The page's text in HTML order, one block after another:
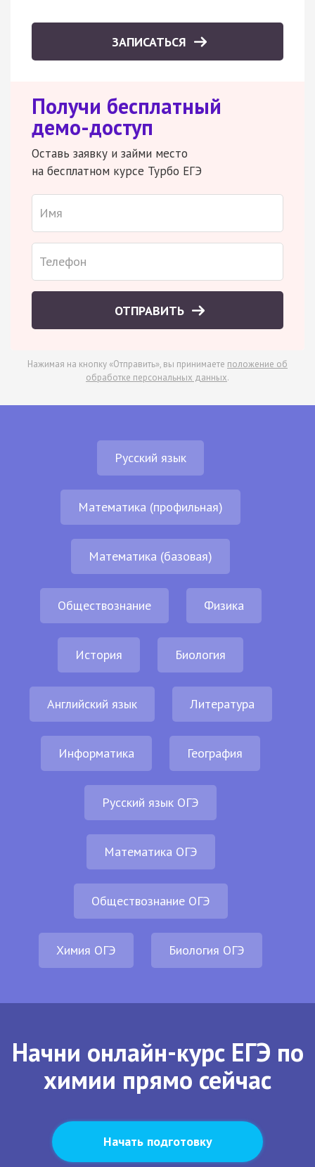
ЗАПИСАТЬСЯ
Получи бесплатный
демо-доступ
Оставь заявку и займи место
на бесплатном курсе Турбо ЕГЭ
ОТПРАВИТЬ
Нажимая на кнопку «Отправить», вы принимаете положение об
обработке персональных данных.
Русский язык
Математика (профильная)
Математика (базовая)
Обществознание Физика
История Биология
Английский язык Литература
Информатика География
Русский язык ОГЭ
Математика ОГЭ
Обществознание ОГЭ
Химия ОГЭ Биология ОГЭ
Начни онлайн-курс ЕГЭ по
химии прямо сейчас
Начать подготовку